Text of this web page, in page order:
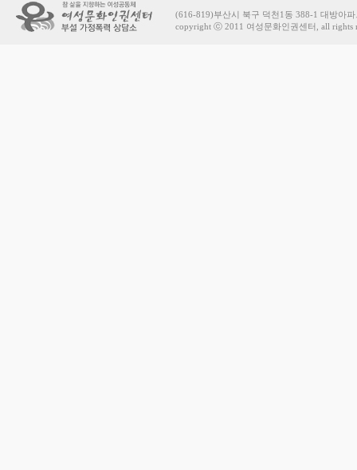
(616-819)부산시 북구 덕천1동 388-1 대방아
copyright ⓒ 2011 여성문화인권센터, all rights